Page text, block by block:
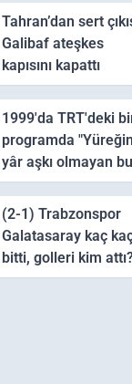
Tahran’dan sert
Galibaf ateşkes
kapısını kapattı
1999'da TRT'deki
programda
yâr aşkı olmayan bu
sazı çalarsa
sözünü söyleyen
ozanı hangisidir?
(2-1) Trabzonspor
Galatasaray kaç
bitti, golleri kim
Trabzonspor